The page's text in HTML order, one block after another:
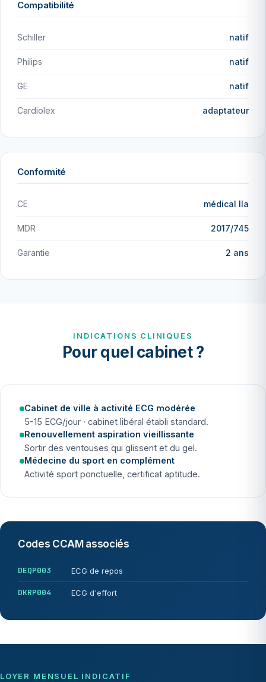
Compatibilité
Schiller natif
Philips natif
GE natif
Cardiolex adaptateur
Conformité
CE médical IIa
MDR 2017/745
Garantie 2 ans
INDICATIONS CLINIQUES
Pour quel cabinet ?
Cabinet de ville à activité ECG modérée
5-15 ECG/jour · cabinet libéral établi standard.
Renouvellement aspiration vieillissante
Sortir des ventouses qui glissent et du gel.
Médecine du sport en complément
Activité sport ponctuelle, certificat aptitude.
Codes CCAM associés
DEQP003 ECG de repos
DKRP004 ECG d'effort
LOYER MENSUEL INDICATIF